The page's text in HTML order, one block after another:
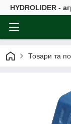
HYDROLIDER -
Товари та